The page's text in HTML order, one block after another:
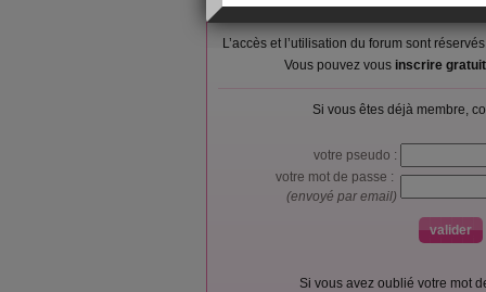
L’accès et l’utilisation du forum sont
Vous pouvez vous inscrire
Si vous êtes déjà membre,
votre pseudo :
votre mot de passe :
(envoyé par email)
Si vous avez oublié votre mot